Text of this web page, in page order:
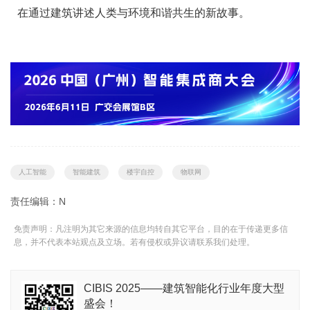
在通过建筑讲述人类与环境和谐共生的新故事。
人工智能 智能建筑 楼宇自控 物联网
责任编辑：N
免责声明：凡注明为其它来源的信息均转自其它平台，目的在于传递更多信
息，并不代表本站观点及立场。若有侵权或异议请联系我们处理。
CIBIS 2025——建筑智能化行业年度大型
盛会！